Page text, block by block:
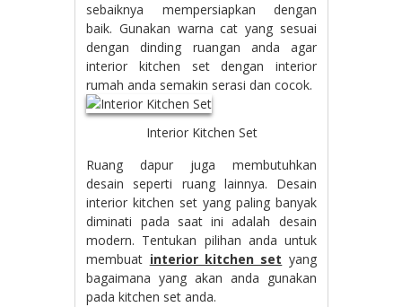
sebaiknya mempersiapkan dengan
baik. Gunakan warna cat yang sesuai
dengan dinding ruangan anda agar
interior kitchen set dengan interior
rumah anda semakin serasi dan cocok.
Interior Kitchen Set
Ruang dapur juga membutuhkan
desain seperti ruang lainnya. Desain
interior kitchen set yang paling banyak
diminati pada saat ini adalah desain
modern. Tentukan pilihan anda untuk
membuat interior kitchen set yang
bagaimana yang akan anda gunakan
pada kitchen set anda.